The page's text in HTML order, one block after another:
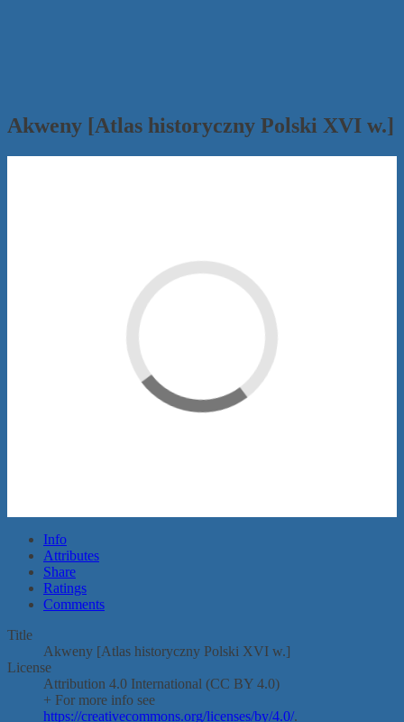
Akweny [Atlas historyczny Polski XVI w.]
Info
Attributes
Share
Ratings
Comments
Title
Akweny [Atlas historyczny Polski XVI w.]
License
Attribution 4.0 International (CC BY 4.0)
+ For more info see
https://creativecommons.org/licenses/by/4.0/.